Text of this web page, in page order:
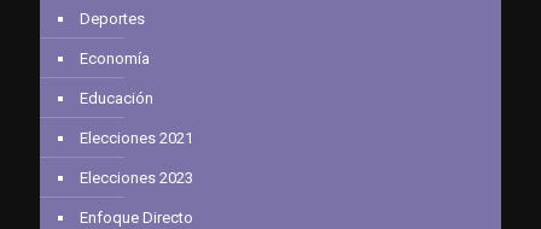
Deportes
Economía
Educación
Elecciones 2021
Elecciones 2023
Enfoque Directo